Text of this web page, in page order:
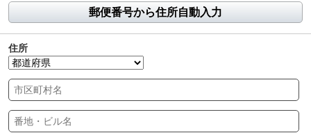
郵便番号から住所自動入力
住所